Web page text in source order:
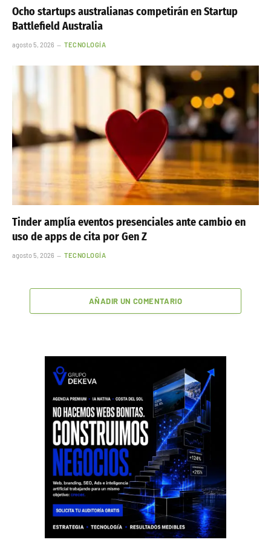
Ocho startups australianas competirán en Startup
Battlefield Australia
agosto 5, 2026 TECNOLOGÍA
Tinder amplía eventos presenciales ante cambio en
uso de apps de cita por Gen Z
agosto 5, 2026 TECNOLOGÍA
AÑADIR UN COMENTARIO